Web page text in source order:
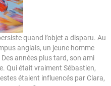
quand l’objet a disparu. Au
anglais, un jeune homme
années plus tard, son ami
Qui était vraiment Sébastien,
étaient influencés par Clara,